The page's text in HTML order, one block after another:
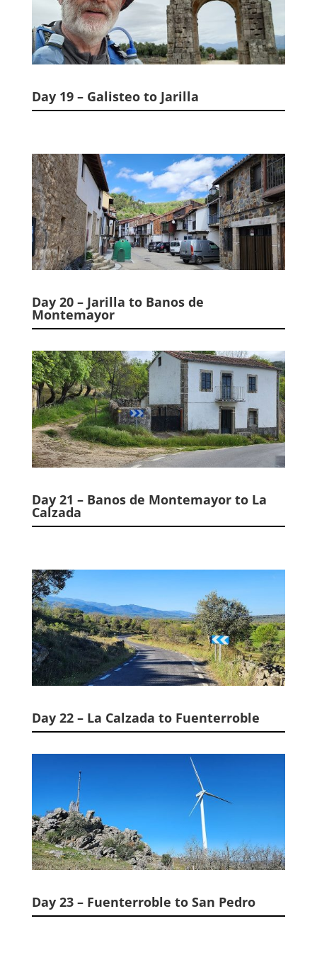
Day 19 – Galisteo to Jarilla
Day 20 – Jarilla to Banos de
Montemayor
Day 21 – Banos de Montemayor to La
Calzada
Day 22 – La Calzada to Fuenterroble
Day 23 – Fuenterroble to San Pedro